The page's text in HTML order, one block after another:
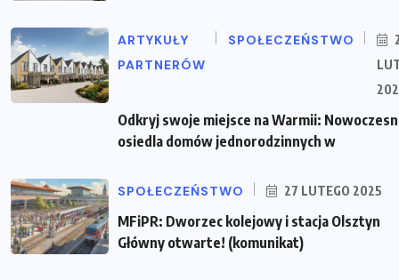
ARTYKUŁY
PARTNERÓW
SPOŁECZEŃSTWO
Odkryj swoje miejsce na Warmii:
osiedla domów jednorodzinnych w
SPOŁECZEŃSTWO 27 LUTEGO 2025
MFiPR: Dworzec kolejowy i stacja Olsztyn
Główny otwarte! (komunikat)